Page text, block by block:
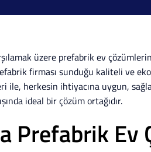
üzere prefabrik ev
firması sunduğu kaliteli ve
ile, herkesin ihtiyacına uygun,
ideal bir çözüm ortağıdır.
Prefabrik